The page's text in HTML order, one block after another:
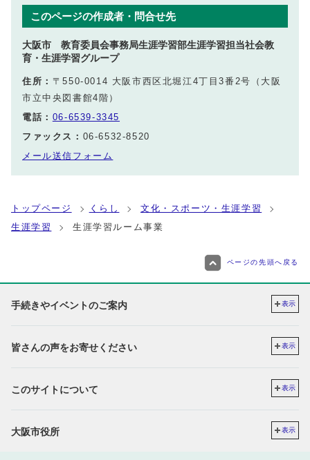
このページの作成者・問合せ先
大阪市 教育委員会事務局生涯学習部生涯学習担当社会教
育・生涯学習グループ
住所： 〒550-0014 大阪市西区北堀江4丁目3番2号（大阪
市立中央図書館4階）
電話： 06-6539-3345
ファックス： 06-6532-8520
メール送信フォーム
トップページ くらし
文化・スポーツ・生涯学習
生涯学習
生涯学習ルーム事業
ページの先頭へ戻る
手続きやイベントのご案内 表示
皆さんの声をお寄せください 表示
このサイトについて 表示
大阪市役所 表示